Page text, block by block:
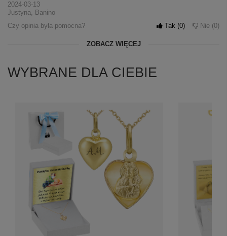
2024-03-13
Justyna, Banino
Czy opinia była pomocna?
Tak 0 Nie 0
ZOBACZ WIĘCEJ
WYBRANE DLA CIEBIE